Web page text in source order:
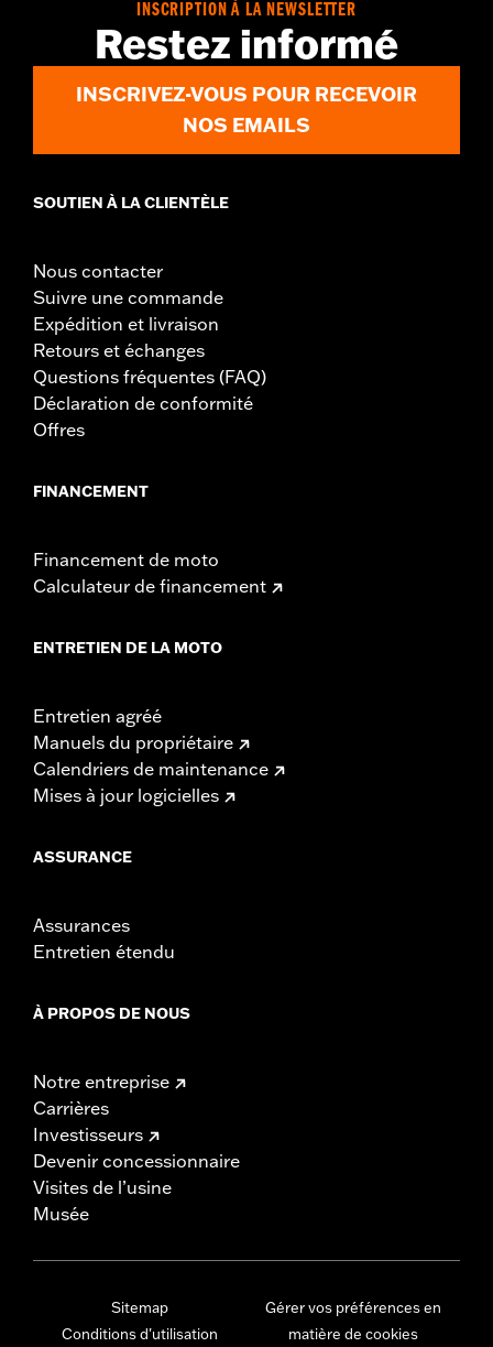
INSCRIPTION À LA NEWSLETTER
Restez informé
INSCRIVEZ-VOUS POUR RECEVOIR
NOS EMAILS
SOUTIEN À LA CLIENTÈLE
Nous contacter
Suivre une commande
Expédition et livraison
Retours et échanges
Questions fréquentes (FAQ)
Déclaration de conformité
Offres
FINANCEMENT
Financement de moto
Calculateur de financement
ENTRETIEN DE LA MOTO
Entretien agréé
Manuels du propriétaire
Calendriers de maintenance
Mises à jour logicielles
ASSURANCE
Assurances
Entretien étendu
À PROPOS DE NOUS
Notre entreprise
Carrières
Investisseurs
Devenir concessionnaire
Visites de l’usine
Musée
Sitemap
Conditions d'utilisation
Gérer vos préférences en
matière de cookies